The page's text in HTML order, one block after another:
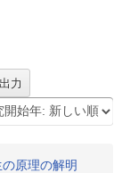
原理の解明